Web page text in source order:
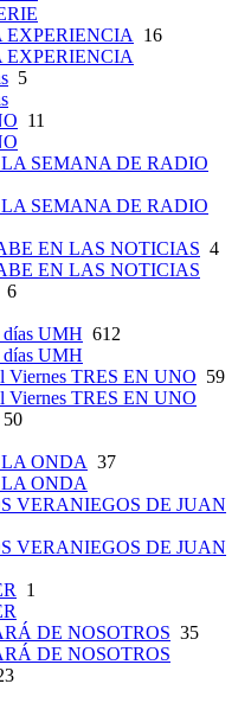
16
5
11
SEMANA DE RADIO
SEMANA DE RADIO
EN LAS NOTICIAS 4
EN LAS NOTICIAS
6
días UMH 612
días UMH
Viernes TRES EN UNO 59
Viernes TRES EN UNO
50
ONDA 37
ONDA
VERANIEGOS DE JUAN
VERANIEGOS DE JUAN
1
DE NOSOTROS 35
DE NOSOTROS